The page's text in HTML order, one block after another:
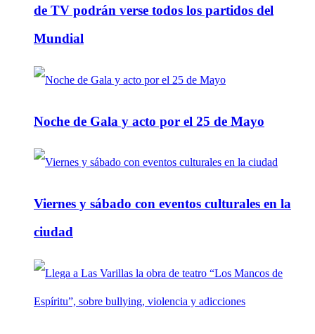
de TV podrán verse todos los partidos del
Mundial
Noche de Gala y acto por el 25 de Mayo
Viernes y sábado con eventos culturales en la
ciudad